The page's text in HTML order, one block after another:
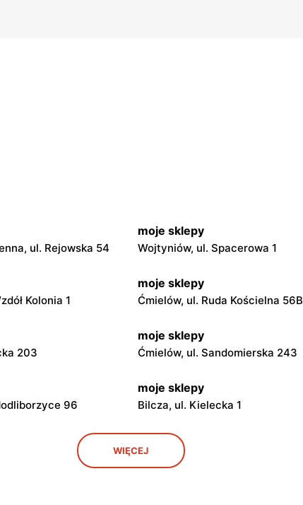
ul. Rejowska 54
moje sklepy
Wojtyniów, ul. Spacerowa 1
Kolonia 1
moje sklepy
Ćmielów, ul. Ruda Kościelna 56B
203
moje sklepy
Ćmielów, ul. Sandomierska 243
96
moje sklepy
Bilcza, ul. Kielecka 1
moje sklepy
Gorzyce, ul. Szkolna 44
WIĘCEJ